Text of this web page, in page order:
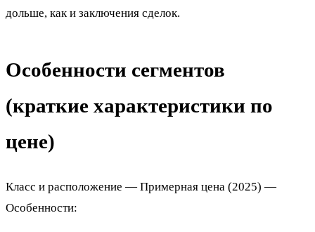
дольше, как и заключения сделок.
Особенности сегментов
(краткие характеристики по
цене)
Класс и расположение — Примерная цена (2025) —
Особенности: